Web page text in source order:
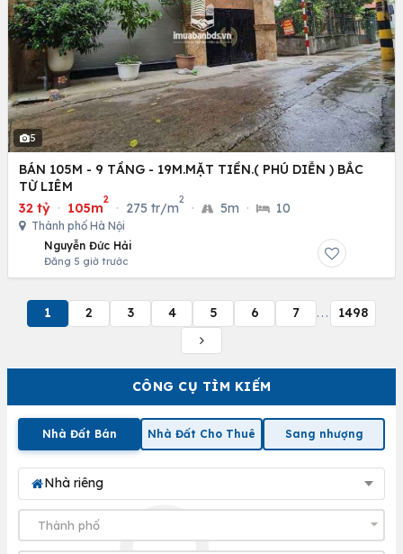
CÔNG CỤ TÌM KIẾM
Nhà Đất Bán Nhà Đất Cho Thuê Sang nhượng
Nhà riêng
5
BÁN 105M - 9 TẦNG - 19M.MẶT TIỀN.( PHÚ DIỄN ) BẮC
TỪ LIÊM
32 tỷ · 105m
2
· 275 tr/m
2
· 5m · 10
Thành phố Hà Nội
Nguyễn Đức Hải
Đăng 5 giờ trước
1 2 3 4 5 6 7 ... 1498